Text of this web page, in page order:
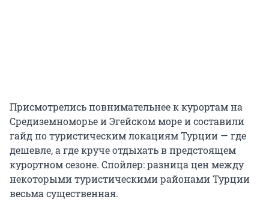
Присмотрелись повнимательнее к курортам на
Средиземноморье и Эгейском море и составили
гайд по туристическим локациям Турции — где
дешевле, а где круче отдыхать в предстоящем
курортном сезоне. Спойлер: разница цен между
некоторыми туристическими районами Турции
весьма существенная.